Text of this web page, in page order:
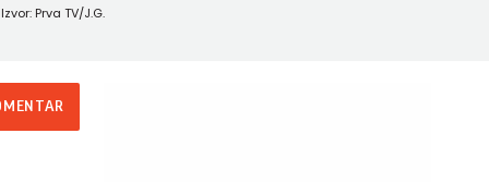
Izvor: Prva TV/J.G.